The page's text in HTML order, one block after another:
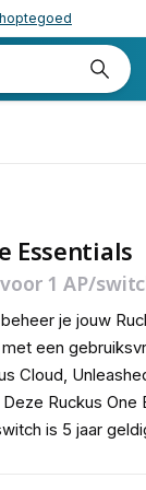
Essentials
1 AP/
je jouw
een
Cloud,
Ruckus One
is 5 jaar